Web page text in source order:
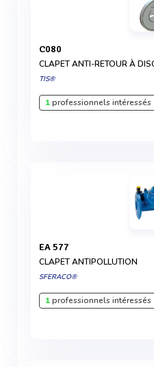
C080
CLAPET ANTI-RETOUR À
TIS®
1professionnels intéressés
EA 577
CLAPET ANTIPOLLUTION
SFERACO®
1professionnels intéressés